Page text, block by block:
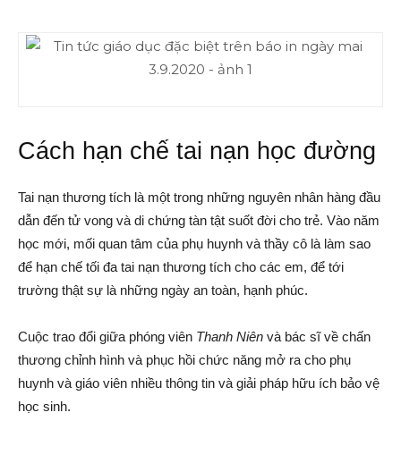
Cách hạn chế tai nạn học đường
Tai nạn thương tích là một trong những nguyên nhân hàng đầu
dẫn đến tử vong và di chứng tàn tật suốt đời cho trẻ. Vào năm
học mới, mối quan tâm của phụ huynh và thầy cô là làm sao
để hạn chế tối đa tai nạn thương tích cho các em, để tới
trường thật sự là những ngày an toàn, hạnh phúc.
Cuộc trao đổi giữa phóng viên Thanh Niên và bác sĩ về chấn
thương chỉnh hình và phục hồi chức năng mở ra cho phụ
huynh và giáo viên nhiều thông tin và giải pháp hữu ích bảo vệ
học sinh.